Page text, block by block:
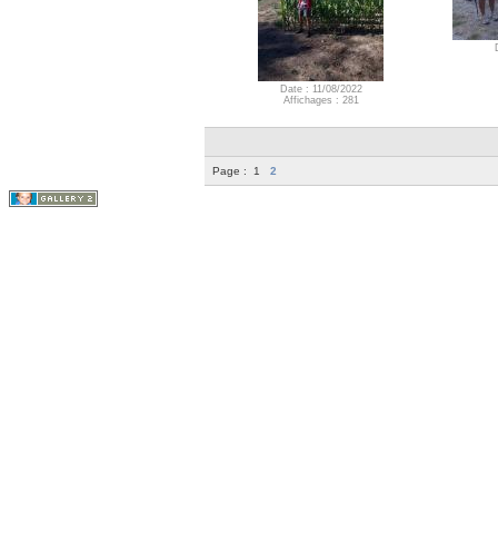
Date : 11/08/2022
Affichages : 281
Page : 1 2